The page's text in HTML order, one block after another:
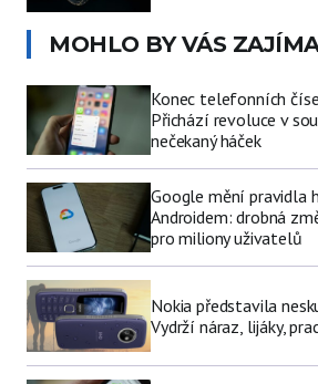
MOHLO BY VÁS
Konec telefonních
Přichází revoluce v
nečekaný háček
Google mění pravidla
Androidem: drobná
pro miliony uživatelů
Nokia představila
Vydrží náraz, lijáky,